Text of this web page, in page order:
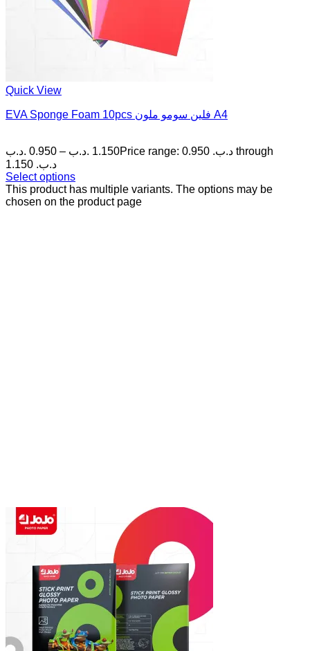
Quick View
EVA Sponge Foam 10pcs فلين سومو ملون A4
0.950 .د.ب – 1.150 .د.ب
Price range: 0.950 .د.ب through
1.150 .د.ب
Select options
This product has multiple variants. The options may be
chosen on the product page